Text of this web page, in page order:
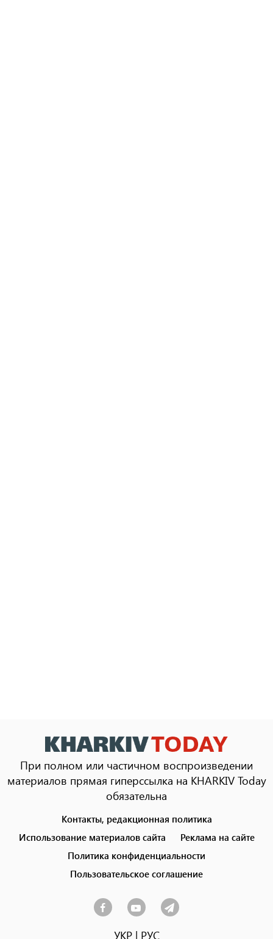
При полном или частичном воспроизведении
материалов прямая гиперссылка на KHARKIV Today
обязательна
menu
Контакты, редакционная политика
Использование материалов сайта
Реклама на сайте
Политика конфиденциальности
Пользовательское соглашение
УКР| РУС